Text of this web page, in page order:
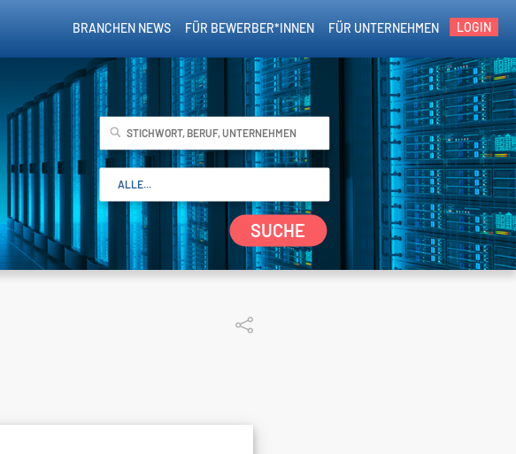
LOGIN
FÜR UNTERNEHMEN
FÜR BEWERBER*INNEN
BRANCHEN NEWS
SUCHE